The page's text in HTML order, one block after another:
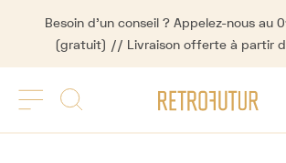
Besoin d'un conseil ? Appelez-nous au
(gratuit) // Livraison offerte à partir